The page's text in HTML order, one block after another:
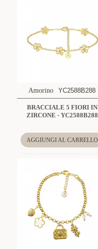
Amorino YC2588B288
BRACCIALE 5 FIORI IN
ZIRCONE - YC2588B288
AGGIUNGI AL CARRELLO